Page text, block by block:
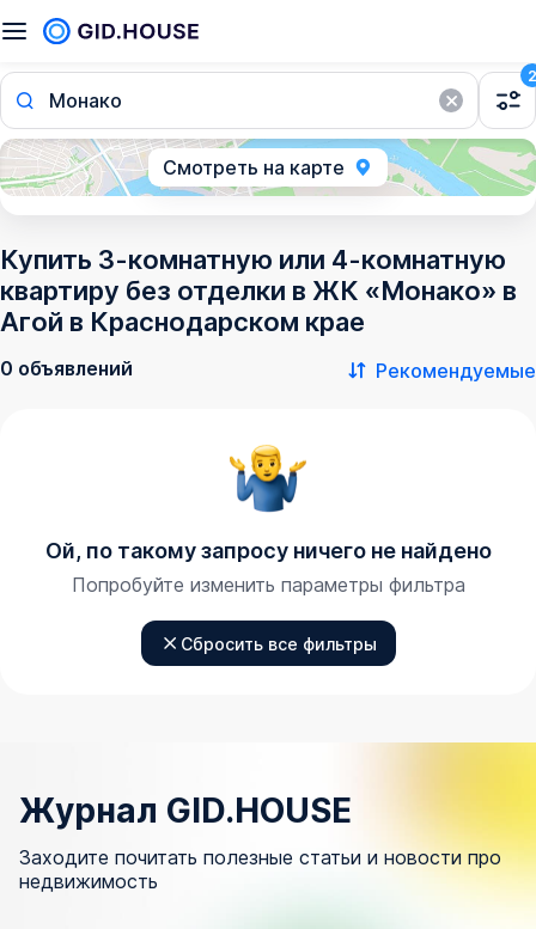
Монако
2
Смотреть на карте
Купить 3-комнатную или 4-комнатную
квартиру без отделки в ЖК «Монако» в
Агой в Краснодарском крае
0 объявлений Рекомендуемые
Ой, по такому запросу ничего не найдено
Попробуйте изменить параметры фильтра
Сбросить все фильтры
Журнал GID.HOUSE
Заходите почитать полезные статьи и новости про
недвижимость